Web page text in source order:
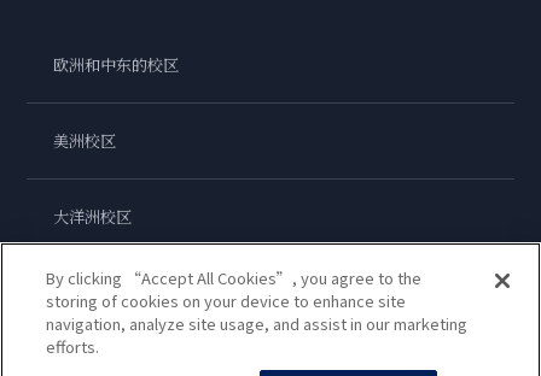
欧洲和中东的校区
美洲校区
大洋洲校区
亚洲校区
By clicking “Accept All Cookies”, you agree to the
storing of cookies on your device to enhance site
navigation, analyze site usage, and assist in our marketing
efforts.